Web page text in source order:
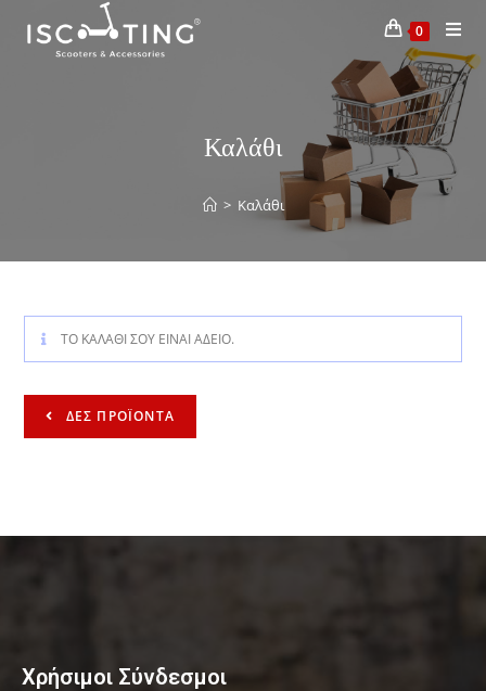
0
Καλάθι
> Καλάθι
ΤΟ ΚΑΛΑΘΙ ΣΟΥ ΕΙΝΑΙ ΑΔΕΙΟ.
ΔΕΣ ΠΡΟΪΟΝΤΑ
Χρήσιμοι Σύνδεσμοι